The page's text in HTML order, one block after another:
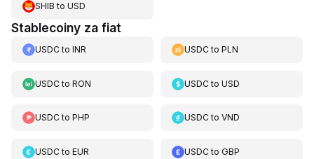
SHIB to USD
Stablecoiny za fiat
USDCto INR USDCtoPLN
USDCto RON USDCtoUSD
USDCto PHP USDCtoVND
USDCto EUR USDCtoGBP